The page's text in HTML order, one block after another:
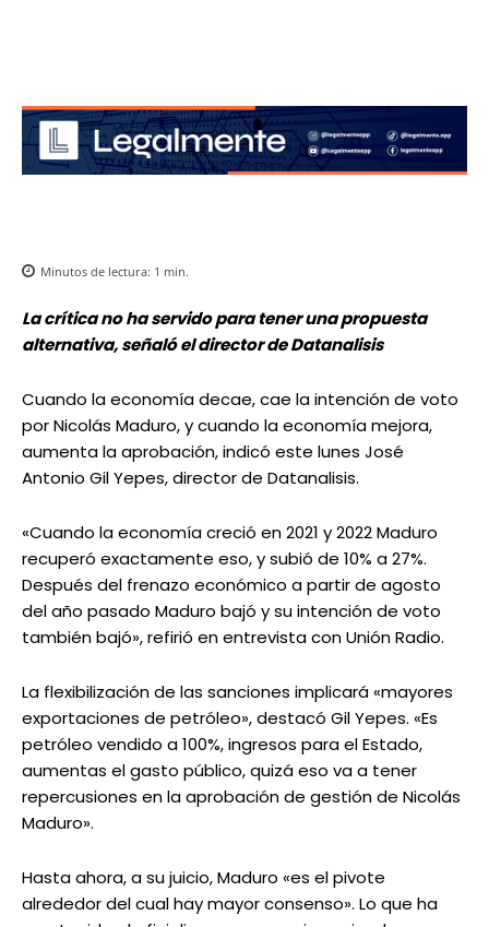
Minutos de lectura: 1 min.
La crítica no ha servido para tener una propuesta
alternativa, señaló el director de Datanalisis
Cuando la economía decae, cae la intención de voto
por Nicolás Maduro, y cuando la economía mejora,
aumenta la aprobación, indicó este lunes José
Antonio Gil Yepes, director de Datanalisis.
«Cuando la economía creció en 2021 y 2022 Maduro
recuperó exactamente eso, y subió de 10% a 27%.
Después del frenazo económico a partir de agosto
del año pasado Maduro bajó y su intención de voto
también bajó», refirió en entrevista con Unión Radio.
La flexibilización de las sanciones implicará «mayores
exportaciones de petróleo», destacó Gil Yepes. «Es
petróleo vendido a 100%, ingresos para el Estado,
aumentas el gasto público, quizá eso va a tener
repercusiones en la aprobación de gestión de Nicolás
Maduro».
Hasta ahora, a su juicio, Maduro «es el pivote
alrededor del cual hay mayor consenso». Lo que ha